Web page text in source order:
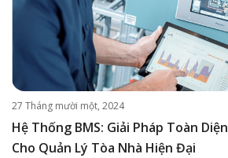
27 Tháng mười một, 2024
Hệ Thống BMS: Giải Pháp Toàn Diện
Cho Quản Lý Tòa Nhà Hiện Đại